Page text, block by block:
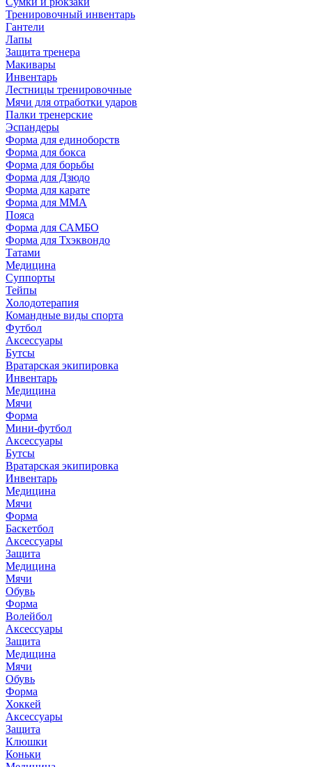
Тренировочный инвентарь
Гантели
Лапы
Защита тренера
Макивары
Инвентарь
Лестницы тренировочные
Мячи для отработки ударов
Палки тренерские
Эспандеры
Форма для единоборств
Форма для бокса
Форма для борьбы
Форма для Дзюдо
Форма для карате
Форма для MMA
Пояса
Форма для САМБО
Форма для Тхэквондо
Татами
Медицина
Суппорты
Тейпы
Холодотерапия
Командные виды спорта
Футбол
Аксессуары
Бутсы
Вратарская экипировка
Инвентарь
Медицина
Мячи
Форма
Мини-футбол
Аксессуары
Бутсы
Вратарская экипировка
Инвентарь
Медицина
Мячи
Форма
Баскетбол
Аксессуары
Защита
Медицина
Мячи
Обувь
Форма
Волейбол
Аксессуары
Защита
Медицина
Мячи
Обувь
Форма
Хоккей
Аксессуары
Защита
Клюшки
Коньки